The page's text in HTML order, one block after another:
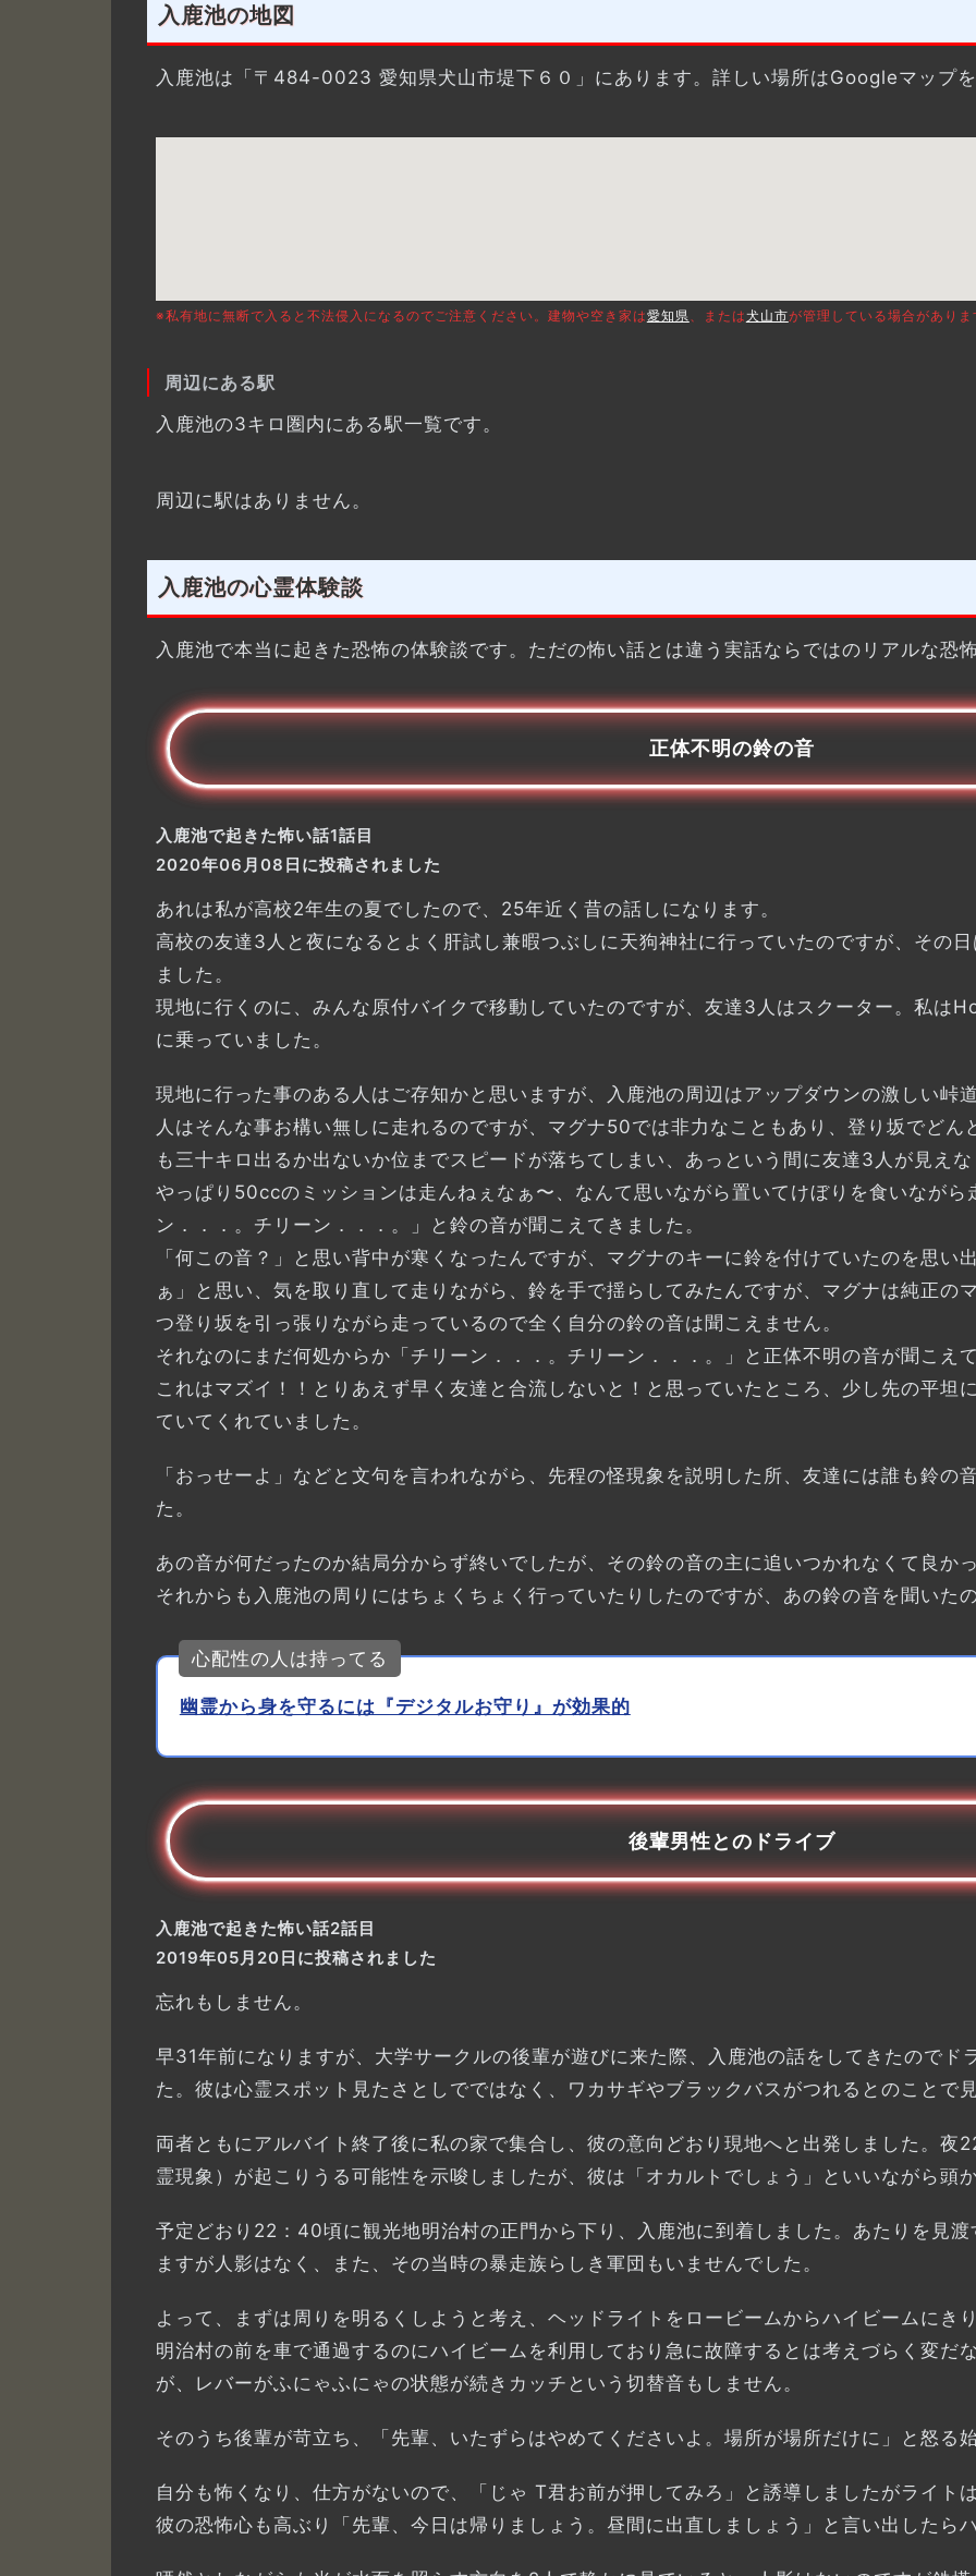
入鹿池の地図
入鹿池は「〒484-0023 愛知県犬山市堤下６０」にあります。詳しい場所はGoogleマップ
※私有地に無断で入ると不法侵入になるのでご注意ください。建物や空き家は愛知県 、または犬山市が管理している場合がありま
周辺にある駅
入鹿池の3キロ圏内にある駅一覧です。
周辺に駅はありません。
入鹿池の心霊体験談
入鹿池で本当に起きた恐怖の体験談です。ただの怖い話とは違う実話ならではのリアルな恐
正体不明の鈴の音
入鹿池で起きた怖い話1話目
2020年06月08日に投稿されました
あれは私が高校2年生の夏でしたので、25年近く昔の話しになります。
高校の友達3人と夜になるとよく肝試し兼暇つぶしに天狗神社に行っていたのですが、その
ました。
現地に行くのに、みんな原付バイクで移動していたのですが、友達3人はスクーター。私は
に乗っていました。
現地に行った事のある人はご存知かと思いますが、入鹿池の周辺はアップダウンの激しい峠
人はそんな事お構い無しに走れるのですが、マグナ50では非力なこともあり、登り坂でど
も三十キロ出るか出ないか位までスピードが落ちてしまい、あっという間に友達3人が見え
やっぱり50ccのミッションは走んねぇなぁ〜、なんて思いながら置いてけぼりを食いなが
ン．．．。チリーン．．．。」と鈴の音が聞こえてきました。
「何この音？」と思い背中が寒くなったんですが、マグナのキーに鈴を付けていたのを思い
ぁ」と思い、気を取り直して走りながら、鈴を手で揺らしてみたんですが、マグナは純正の
つ登り坂を引っ張りながら走っているので全く自分の鈴の音は聞こえません。
それなのにまだ何処からか「チリーン．．．。チリーン．．．。」と正体不明の音が聞こえ
これはマズイ！！とりあえず早く友達と合流しないと！と思っていたところ、少し先の平坦
ていてくれていました。
「おっせーよ」などと文句を言われながら、先程の怪現象を説明した所、友達には誰も鈴の
た。
あの音が何だったのか結局分からず終いでしたが、その鈴の音の主に追いつかれなくて良か
それからも入鹿池の周りにはちょくちょく行っていたりしたのですが、あの鈴の音を聞いた
心配性の人は持ってる
幽霊から身を守るには『デジタルお守り』が効果的
後輩男性とのドライブ
入鹿池で起きた怖い話2話目
2019年05月20日に投稿されました
忘れもしません。
早31年前になりますが、大学サークルの後輩が遊びに来た際、入鹿池の話をしてきたのでド
た。彼は心霊スポット見たさとしでではなく、ワカサギやブラックバスがつれるとのことで
両者ともにアルバイト終了後に私の家で集合し、彼の意向どおり現地へと出発しました。夜
霊現象）が起こりうる可能性を示唆しましたが、彼は「オカルトでしょう」といいながら頭
予定どおり22：40頃に観光地明治村の正門から下り、入鹿池に到着しました。あたりを見
ますが人影はなく、また、その当時の暴走族らしき軍団もいませんでした。
よって、まずは周りを明るくしようと考え、ヘッドライトをロービームからハイビームにき
明治村の前を車で通過するのにハイビームを利用しており急に故障するとは考えづらく変だ
が、レバーがふにゃふにゃの状態が続きカッチという切替音もしません。
そのうち後輩が苛立ち、「先輩、いたずらはやめてくださいよ。場所が場所だけに」と怒る
自分も怖くなり、仕方がないので、「じゃ T君お前が押してみろ」と誘導しましたがライト
彼の恐怖心も高ぶり「先輩、今日は帰りましょう。昼間に出直しましょう」と言い出したら